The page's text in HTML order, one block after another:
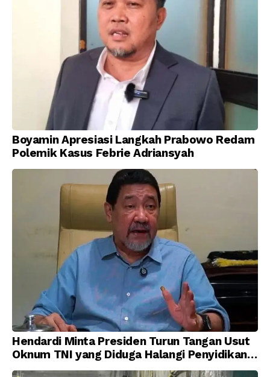
Boyamin Apresiasi Langkah Prabowo Redam
Polemik Kasus Febrie Adriansyah
Hendardi Minta Presiden Turun Tangan Usut
Oknum TNI yang Diduga Halangi Penyidikan
Korupsi